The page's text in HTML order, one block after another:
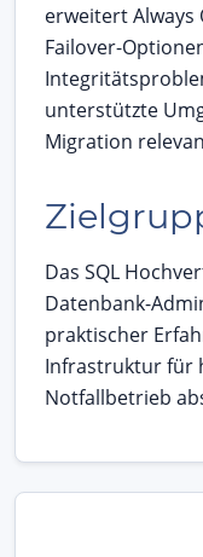
erweitert
Failover-
unterstützte
Migration
Das SQL
Datenbank-
praktischer
Infrastruktur für
Notfallbetrieb